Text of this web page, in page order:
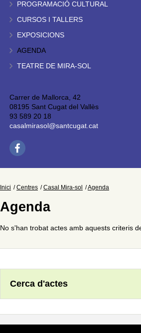
PROGRAMACIÓ CULTURAL
CURSOS I TALLERS
EXPOSICIONS
AGENDA
TEATRE DE MIRA-SOL
Carrer de Mallorca, 42
08195 Sant Cugat del Vallès
93 589 20 18
casalmirasol@santcugat.cat
Inici Centres Casal Mira-sol Agenda
Agenda
No s'han trobat actes amb aquests criteris
Cerca d'actes